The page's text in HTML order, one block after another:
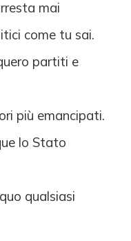
mai
come tu sai.
partiti e
più emancipati.
lo Stato
qualsiasi